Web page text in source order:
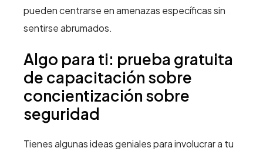
pueden centrarse en amenazas específicas sin
sentirse abrumados.
Algo para ti: prueba gratuita
de capacitación sobre
concientización sobre
seguridad
Tienes algunas ideas geniales para involucrar a tu